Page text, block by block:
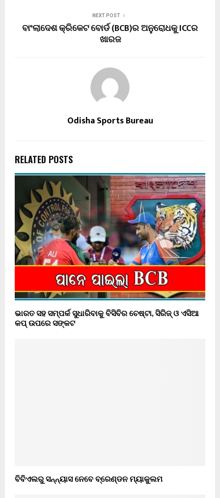
NEXT POST
ବାଂଲାଦେଶ କ୍ରିକେଟ ବୋର୍ଡ (BCB)ର ଅନୁରୋଧକୁ ICCର
ଖାରଜ
Odisha Sports Bureau
RELATED POSTS
ଭାରତ ସହ ସମ୍ପର୍କ ସୁଧାରିବାକୁ ବିସିବିର ଚେଷ୍ଟା, ସିରିଜ୍ ଓ ଏସିଆ
କପ୍ ଉପରେ ସଙ୍କଟ
ବିବିଏଲରୁ ସନ୍ନ୍ୟାସ ନେବେ ବ୍ରେଣ୍ଡନ ମ୍ୟାକୁଲମ